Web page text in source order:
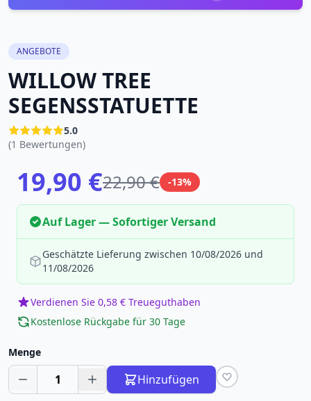
ANGEBOTE
WILLOW TREE
SEGENSSTATUETTE
5.0
(1 Bewertungen)
19,90 €22,90 € -13%
Auf Lager — Sofortiger Versand
Geschätzte Lieferung zwischen 10/08/2026 und
11/08/2026
Verdienen Sie 0,58 € Treueguthaben
Kostenlose Rückgabe für 30 Tage
Menge
1 Hinzufügen